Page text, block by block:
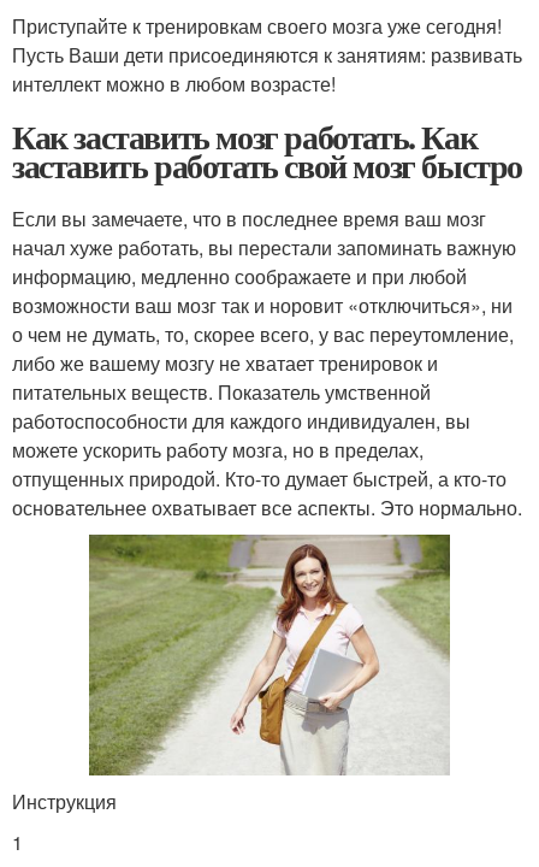
Приступайте к тренировкам своего мозга уже сегодня!
Пусть Ваши дети присоединяются к занятиям: развивать
интеллект можно в любом возрасте!
Как заставить мозг работать. Как
заставить работать свой мозг быстро
Если вы замечаете, что в последнее время ваш мозг
начал хуже работать, вы перестали запоминать важную
информацию, медленно соображаете и при любой
возможности ваш мозг так и норовит «отключиться», ни
о чем не думать, то, скорее всего, у вас переутомление,
либо же вашему мозгу не хватает тренировок и
питательных веществ. Показатель умственной
работоспособности для каждого индивидуален, вы
можете ускорить работу мозга, но в пределах,
отпущенных природой. Кто-то думает быстрей, а кто-то
основательнее охватывает все аспекты. Это нормально.
Инструкция
1